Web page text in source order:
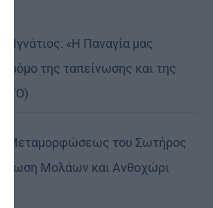
Ιγνάτιος: «Η Παναγία μας
δρόμο της ταπείνωσης και της
Μεταμορφώσεως του Σωτήρος
Μολάων και Ανθοχώρι